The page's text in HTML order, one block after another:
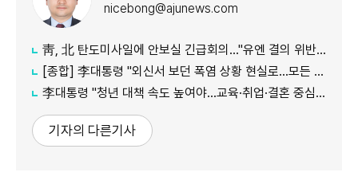
nicebong@ajunews.com
靑, 北 탄도미사일에 안보실 긴급회의…"유엔 결의 위반, 즉각 중단 촉구"
[종합] 李대통령 "외신서 보던 폭염 상황 현실로…모든 행정력 총동원하라"
李대통령 "청년 대책 속도 높여야…교육·취업·결혼 중심 정책 재편"
기자의 다른기사